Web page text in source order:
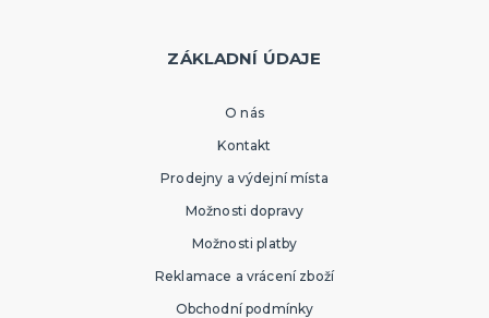
ZÁKLADNÍ ÚDAJE
O nás
Kontakt
Prodejny a výdejní místa
Možnosti dopravy
Možnosti platby
Reklamace a vrácení zboží
Obchodní podmínky